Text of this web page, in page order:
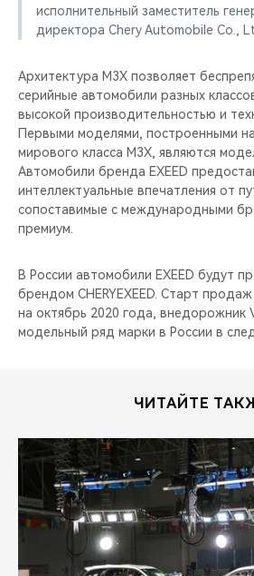
исполнительный заместитель
директора Chery Automobile Co.,
Архитектура M3X позволяет
серийные автомобили разных
высокой производительностью и
Первыми моделями, построенными
мирового класса M3X, являются
Автомобили бренда EXEED
интеллектуальные впечатления от
сопоставимые с международными
премиум.
В России автомобили EXEED будут
брендом CHERYEXEED. Старт
на октябрь 2020 года, внедорожник
модельный ряд марки в России в
ЧИТАЙТЕ